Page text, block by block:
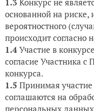
1.3 Конкурс не
основанной на риске,
вероятностного
происходит
1.4Участие в
согласие Участника
конкурса.
1.5 Принимая участие
соглашаются на